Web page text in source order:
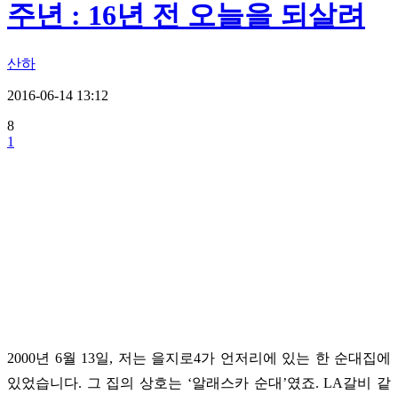
주년 : 16년 전 오늘을 되살려
산하
2016-06-14 13:12
8
1
2000년 6월 13일, 저는 을지로4가 언저리에 있는 한 순대집에
있었습니다. 그 집의 상호는 ‘알래스카 순대’였죠. LA갈비 같